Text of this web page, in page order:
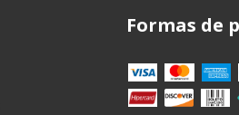
Formas de